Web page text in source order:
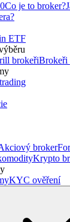
Co je to broker?
ETF
brokeřiBrokeři
broker
Krypto
KYC ověření